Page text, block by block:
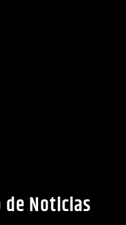
de Noticias